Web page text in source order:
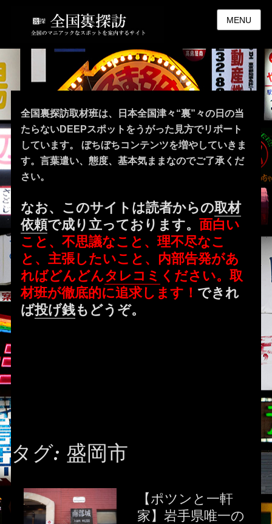
MENU
全国裏探訪取材班は、日本全国津々“裏”々の日の当
たらないDEEPスポットをうがった見方でリポート
しています。 ぼちぼちコンテンツを増やしていきま
す。言葉遣い、態度、基本気ままなのでご了承くだ
さい。
なお、このサイトは読者からの取材
依頼で成り立っております。面白い
こと、不思議なこと、理不尽なこ
と、主張したいこと、内部告発があ
ればどんどんタレコミ ください。取
材班が徹底的に追求します！ できれ
ば投げ銭もどうぞ。
タグ: 盛岡市
【ポツンと一軒
家】岩手県唯一の